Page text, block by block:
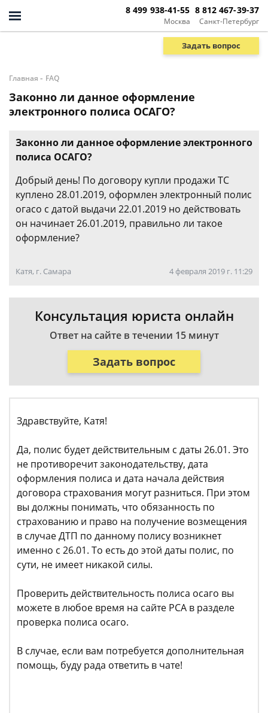
Москва
8 499 938-41-55
Санкт-Петербург
8 812 467-39-37
Задать вопрос
Главная - FAQ
Законно ли данное оформление
электронного полиса ОСАГО?
Законно ли данное оформление электронного
полиса ОСАГО?
Добрый день! По договору купли продажи ТС
куплено 28.01.2019, оформлен электронный полис
огасо с датой выдачи 22.01.2019 но действовать
он начинает 26.01.2019, правильно ли такое
оформление?
Катя, г. Самара 4 февраля 2019 г. 11:29
Консультация юриста онлайн
Ответ на сайте в течении 15 минут
Задать вопрос
Здравствуйте, Катя!
Да, полис будет действительным с даты 26.01. Это
не противоречит законодательству, дата
оформления полиса и дата начала действия
договора страхования могут разниться. При этом
вы должны понимать, что обязанность по
страхованию и право на получение возмещения
в случае ДТП по данному полису возникнет
именно с 26.01. То есть до этой даты полис, по
сути, не имеет никакой силы.
Проверить действительность полиса осаго вы
можете в любое время на сайте РСА в разделе
проверка полиса осаго.
В случае, если вам потребуется дополнительная
помощь, буду рада ответить в чате!